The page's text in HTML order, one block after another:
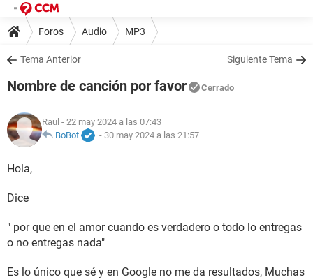
Foros Audio MP3
Tema Anterior Siguiente Tema
Nombre de canción por favor Cerrado
Raul - 22 may 2024 a las 07:43
BoBot
- 30 may 2024 a las 21:57
Hola,
Dice
" por que en el amor cuando es verdadero o todo lo entregas
o no entregas nada"
Es lo único que sé y en Google no me da resultados, Muchas